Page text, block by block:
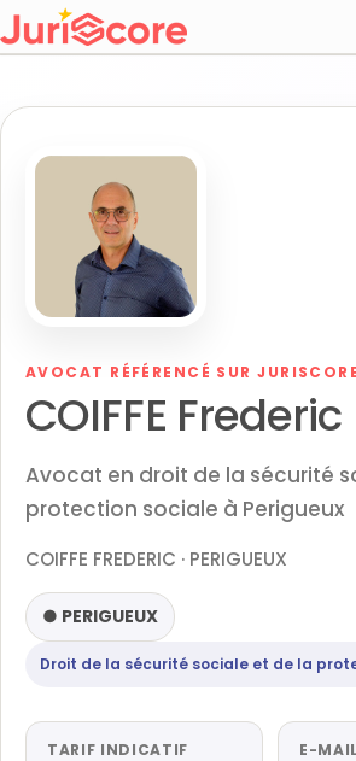
AVOCAT RÉFÉRENCÉ SUR JURISCORE
COIFFE Frederic
Avocat en droit de la sécurité
protection sociale à Perigueux
COIFFE FREDERIC · PERIGUEUX
● PERIGUEUX
Droit de la sécurité sociale et de la
TARIF INDICATIF E-MAIL